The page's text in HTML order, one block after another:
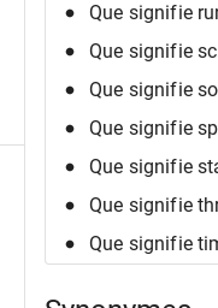
Que signifie
Que signifie
Que signifie
Que signifie
Que signifie
Que signifie
Que signifie